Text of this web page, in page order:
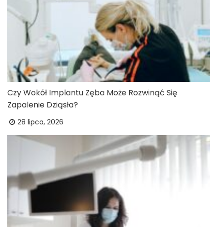
Czy Wokół Implantu Zęba Może Rozwinąć Się
Zapalenie Dziąsła?
28 lipca, 2026